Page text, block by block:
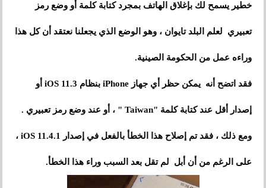
خطير يسمح لك بإغلاق الهاتف بمجرد كتابة كلمة أو وضع رمز
تعبيري لعلم البلدتايوان ، وهو الوضع الذي يجعلنا نعتقد أن كل هذا
وراءه عمل من الحكومة الصينية.
فقد اتضح أنه يمكن حظر أي جهاز iPhone بنظام iOS 11.3 أو
إصدار أقل عند كتابة كلمة "Taiwan " ، أو عند وضع رمز تعبيري .
ومع ذلك ، فقد تم إصلاح هذا الخطأ بالفعل في إصدار iOS 11.4.1 ،
على الرغم من أن أبل لم تقل بعد السبب وراء هذا الخطأ.